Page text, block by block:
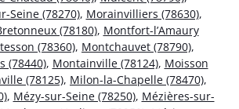
Seine (78270), Morainvilliers (78630),
(78180), Montfort-l’Amaury
(78360), Montchauvet (78790),
(78440), Montainville (78124), Moisson
(78125), Milon-la-Chapelle (78470),
, Mézy-sur-Seine (78250), Mézières-sur-